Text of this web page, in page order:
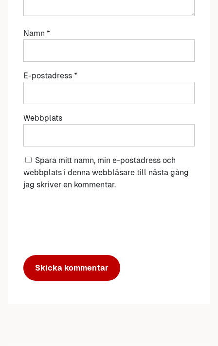
Namn *
E-postadress *
Webbplats
Spara mitt namn, min e-postadress och
webbplats i denna webbläsare till nästa gång
jag skriver en kommentar.